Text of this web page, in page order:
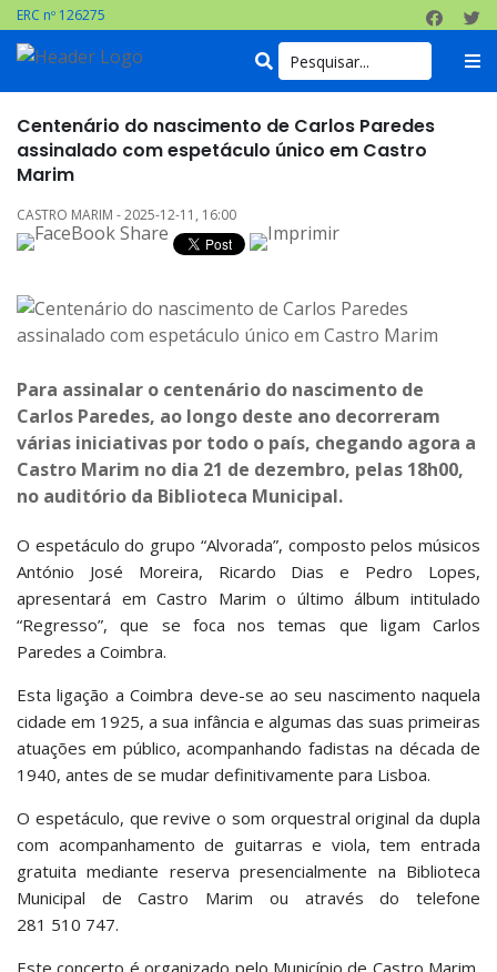
ERC nº 126275
Centenário do nascimento de Carlos Paredes
assinalado com espetáculo único em Castro
Marim
CASTRO MARIM - 2025-12-11, 16:00
Para assinalar o centenário do nascimento de
Carlos Paredes, ao longo deste ano decorreram
várias iniciativas por todo o país, chegando agora a
Castro Marim no dia 21 de dezembro, pelas 18h00,
no auditório da Biblioteca Municipal.
O espetáculo do grupo “Alvorada”, composto pelos músicos
António José Moreira, Ricardo Dias e Pedro Lopes,
apresentará em Castro Marim o último álbum intitulado
“Regresso”, que se foca nos temas que ligam Carlos
Paredes a Coimbra.
Esta ligação a Coimbra deve-se ao seu nascimento naquela
cidade em 1925, a sua infância e algumas das suas primeiras
atuações em público, acompanhando fadistas na década de
1940, antes de se mudar definitivamente para Lisboa.
O espetáculo, que revive o som orquestral original da dupla
com acompanhamento de guitarras e viola, tem entrada
gratuita mediante reserva presencialmente na Biblioteca
Municipal de Castro Marim ou através do telefone
281 510 747.
Este concerto é organizado pelo Município de Castro Marim,